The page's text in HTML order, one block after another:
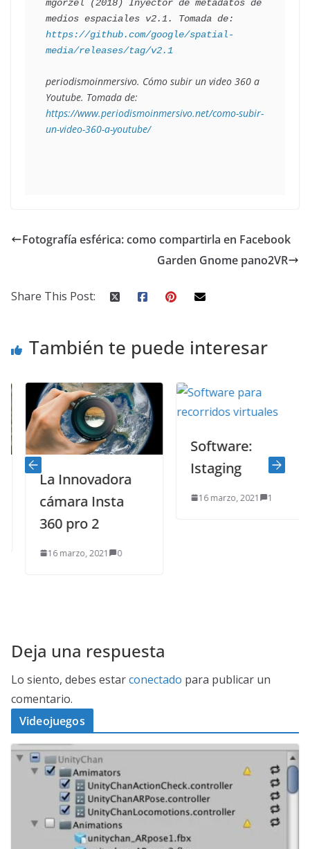
mgorzel (2018) Inyector de metadatos de
https://github.com/google/spatial-
media/releases/tag/v2.1
periodismoinmersivo. Cómo subir un video 360 a
https://www.periodismoinmersivo.net/como-subir-
un-video-360-a-youtube/
Fotografía esférica: como compartirla en Facebook
Garden Gnome pano2VR
Share This Post:
También te puede interesar
La Innovadora
cámara Insta
360 pro 2
16 marzo, 2021 0
Software:
Istaging
16 marzo, 2021 1
Deja una respuesta
Lo siento, debes estarconectado para publicar un
comentario.
Videojuegos